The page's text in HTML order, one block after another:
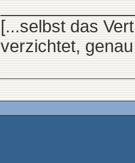
[...selbst das
verzichtet,